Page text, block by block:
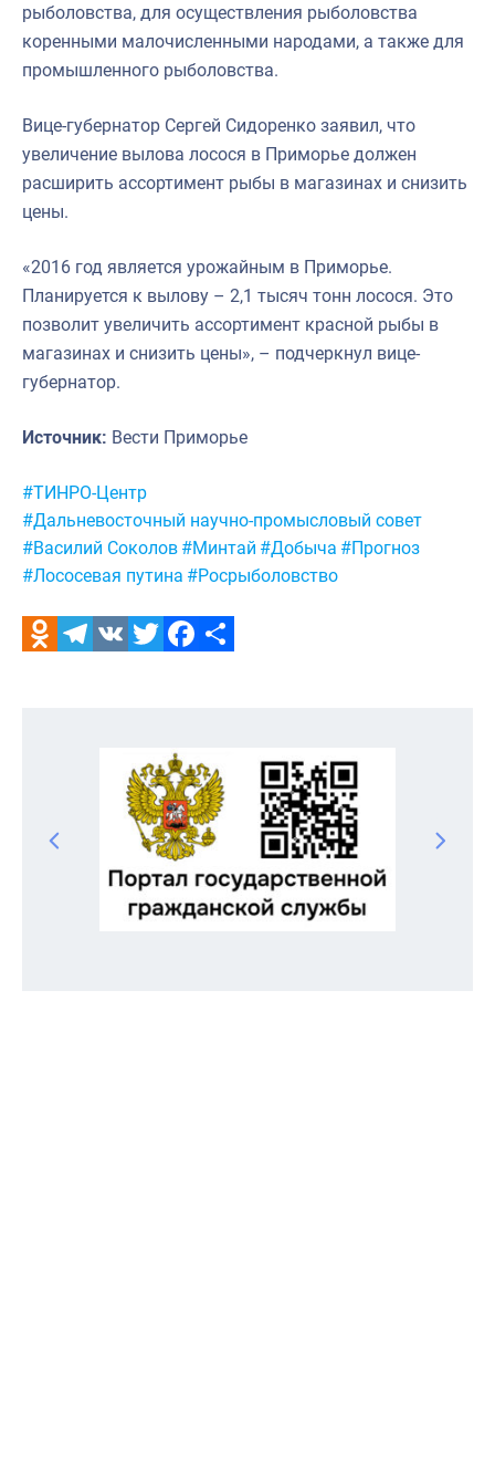
рыболовства, для осуществления рыболовства
коренными малочисленными народами, а также для
промышленного рыболовства.
Вице-губернатор Сергей Сидоренко заявил, что
увеличение вылова лосося в Приморье должен
расширить ассортимент рыбы в магазинах и снизить
цены.
«2016 год является урожайным в Приморье.
Планируется к вылову – 2,1 тысяч тонн лосося. Это
позволит увеличить ассортимент красной рыбы в
магазинах и снизить цены», – подчеркнул вице-
губернатор.
Источник: Вести Приморье
Метки:
#ТИНРО-Центр
#Дальневосточный научно-промысловый совет
#Василий Соколов #Минтай #Добыча #Прогноз
#Лососевая путина #Росрыболовство